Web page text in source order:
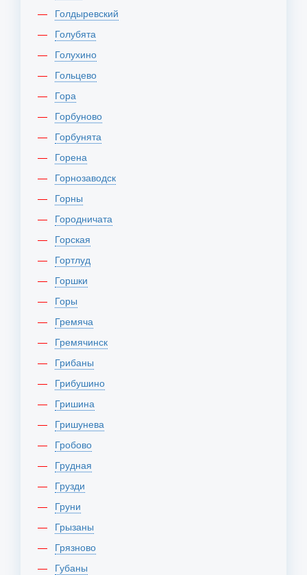
Голдыревский
Голубята
Голухино
Гольцево
Гора
Горбуново
Горбунята
Горена
Горнозаводск
Горны
Городничата
Горская
Гортлуд
Горшки
Горы
Гремяча
Гремячинск
Грибаны
Грибушино
Гришина
Гришунева
Гробово
Грудная
Грузди
Груни
Грызаны
Грязново
Губаны